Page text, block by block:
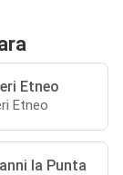
Etneo
Etneo
la Punta